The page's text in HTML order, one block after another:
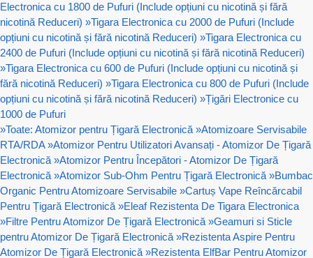
Electronica cu 1800 de Pufuri (Include opțiuni cu nicotină și fără
nicotină Reduceri) »Tigara Electronica cu 2000 de Pufuri (Include
opțiuni cu nicotină și fără nicotină Reduceri) »Tigara Electronica cu
2400 de Pufuri (Include opțiuni cu nicotină și fără nicotină Reduceri)
»Tigara Electronica cu 600 de Pufuri (Include opțiuni cu nicotină și
fără nicotină Reduceri) »Tigara Electronica cu 800 de Pufuri (Include
opțiuni cu nicotină și fără nicotină Reduceri) »Țigări Electronice cu
1000 de Pufuri
»Toate: Atomizor pentru Țigară Electronică »Atomizoare Servisabile
RTA/RDA »Atomizor Pentru Utilizatori Avansați - Atomizor De Țigară
Electronică »Atomizor Pentru Începători - Atomizor De Țigară
Electronică »Atomizor Sub-Ohm Pentru Țigară Electronică »Bumbac
Organic Pentru Atomizoare Servisabile »Cartuș Vape Reîncărcabil
Pentru Țigară Electronică »Eleaf Rezistenta De Tigara Electronica
»Filtre Pentru Atomizor De Țigară Electronică »Geamuri si Sticle
pentru Atomizor De Țigară Electronică »Rezistenta Aspire Pentru
Atomizor De Țigară Electronică »Rezistenta ElfBar Pentru Atomizor